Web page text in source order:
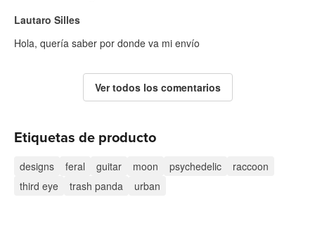
Lautaro Silles
Hola, quería saber por donde va mi envío
Ver todos los comentarios
Etiquetas de producto
designs feral guitar moon psychedelic
raccoon
third eye
trash panda urban